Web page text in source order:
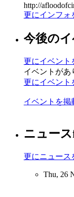
http://
更にインフォ
今後のイ
更にイベント
イベントがあ
更にイベント
イベントを掲
ニュース
更にニュース
Thu, 26